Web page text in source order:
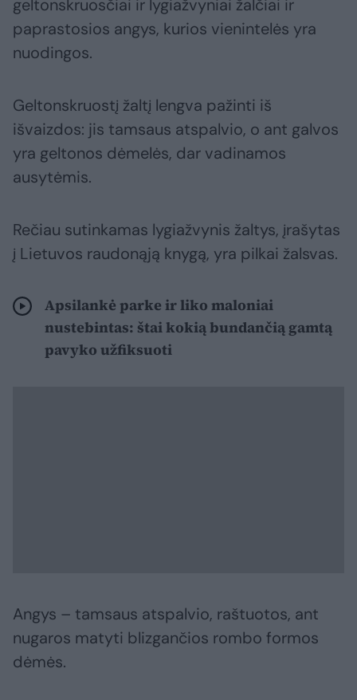
geltonskruosčiai ir lygiažvyniai žalčiai ir
paprastosios angys, kurios vienintelės yra
nuodingos.
Geltonskruostį žaltį lengva pažinti iš
išvaizdos: jis tamsaus atspalvio, o ant galvos
yra geltonos dėmelės, dar vadinamos
ausytėmis.
Rečiau sutinkamas lygiažvynis žaltys, įrašytas
į Lietuvos raudonąją knygą, yra pilkai žalsvas.
Apsilankė parke ir liko maloniai
nustebintas: štai kokią bundančią gamtą
pavyko užfiksuoti
Angys – tamsaus atspalvio, raštuotos, ant
nugaros matyti blizgančios rombo formos
dėmės.